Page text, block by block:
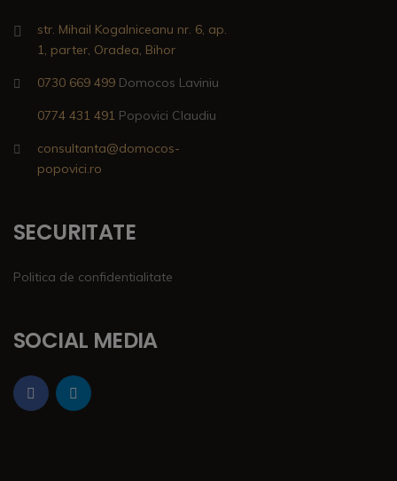
str. Mihail Kogalniceanu nr. 6, ap.
1, parter, Oradea, Bihor
0730 669 499 Domocos Laviniu
0774 431 491 Popovici Claudiu
consultanta@domocos-
popovici.ro
SECURITATE
Politica de confidentialitate
SOCIAL MEDIA